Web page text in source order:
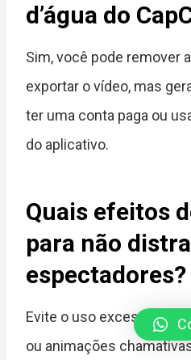
d’água do
Sim, você pode remover
exportar o vídeo, mas
ter uma conta paga ou
do aplicativo.
Quais efeitos
para não
espectadores?
Evite o uso excessivo de
ou animações